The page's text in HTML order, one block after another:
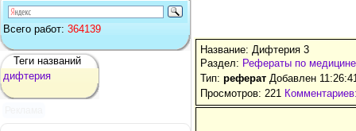
Всего работ: 364139
Теги названий
дифтерия
Название: Дифтерия 3
Раздел: Рефераты по медицине
Тип: реферат Добавлен
Просмотров: 221